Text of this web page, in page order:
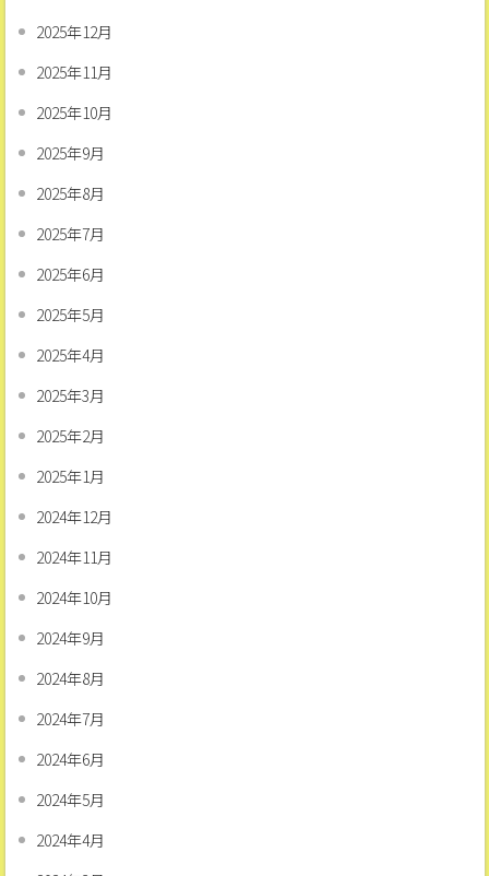
2025年12月
2025年11月
2025年10月
2025年9月
2025年8月
2025年7月
2025年6月
2025年5月
2025年4月
2025年3月
2025年2月
2025年1月
2024年12月
2024年11月
2024年10月
2024年9月
2024年8月
2024年7月
2024年6月
2024年5月
2024年4月